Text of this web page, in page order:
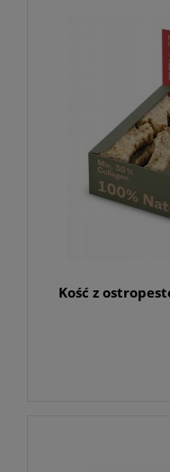
Kość z